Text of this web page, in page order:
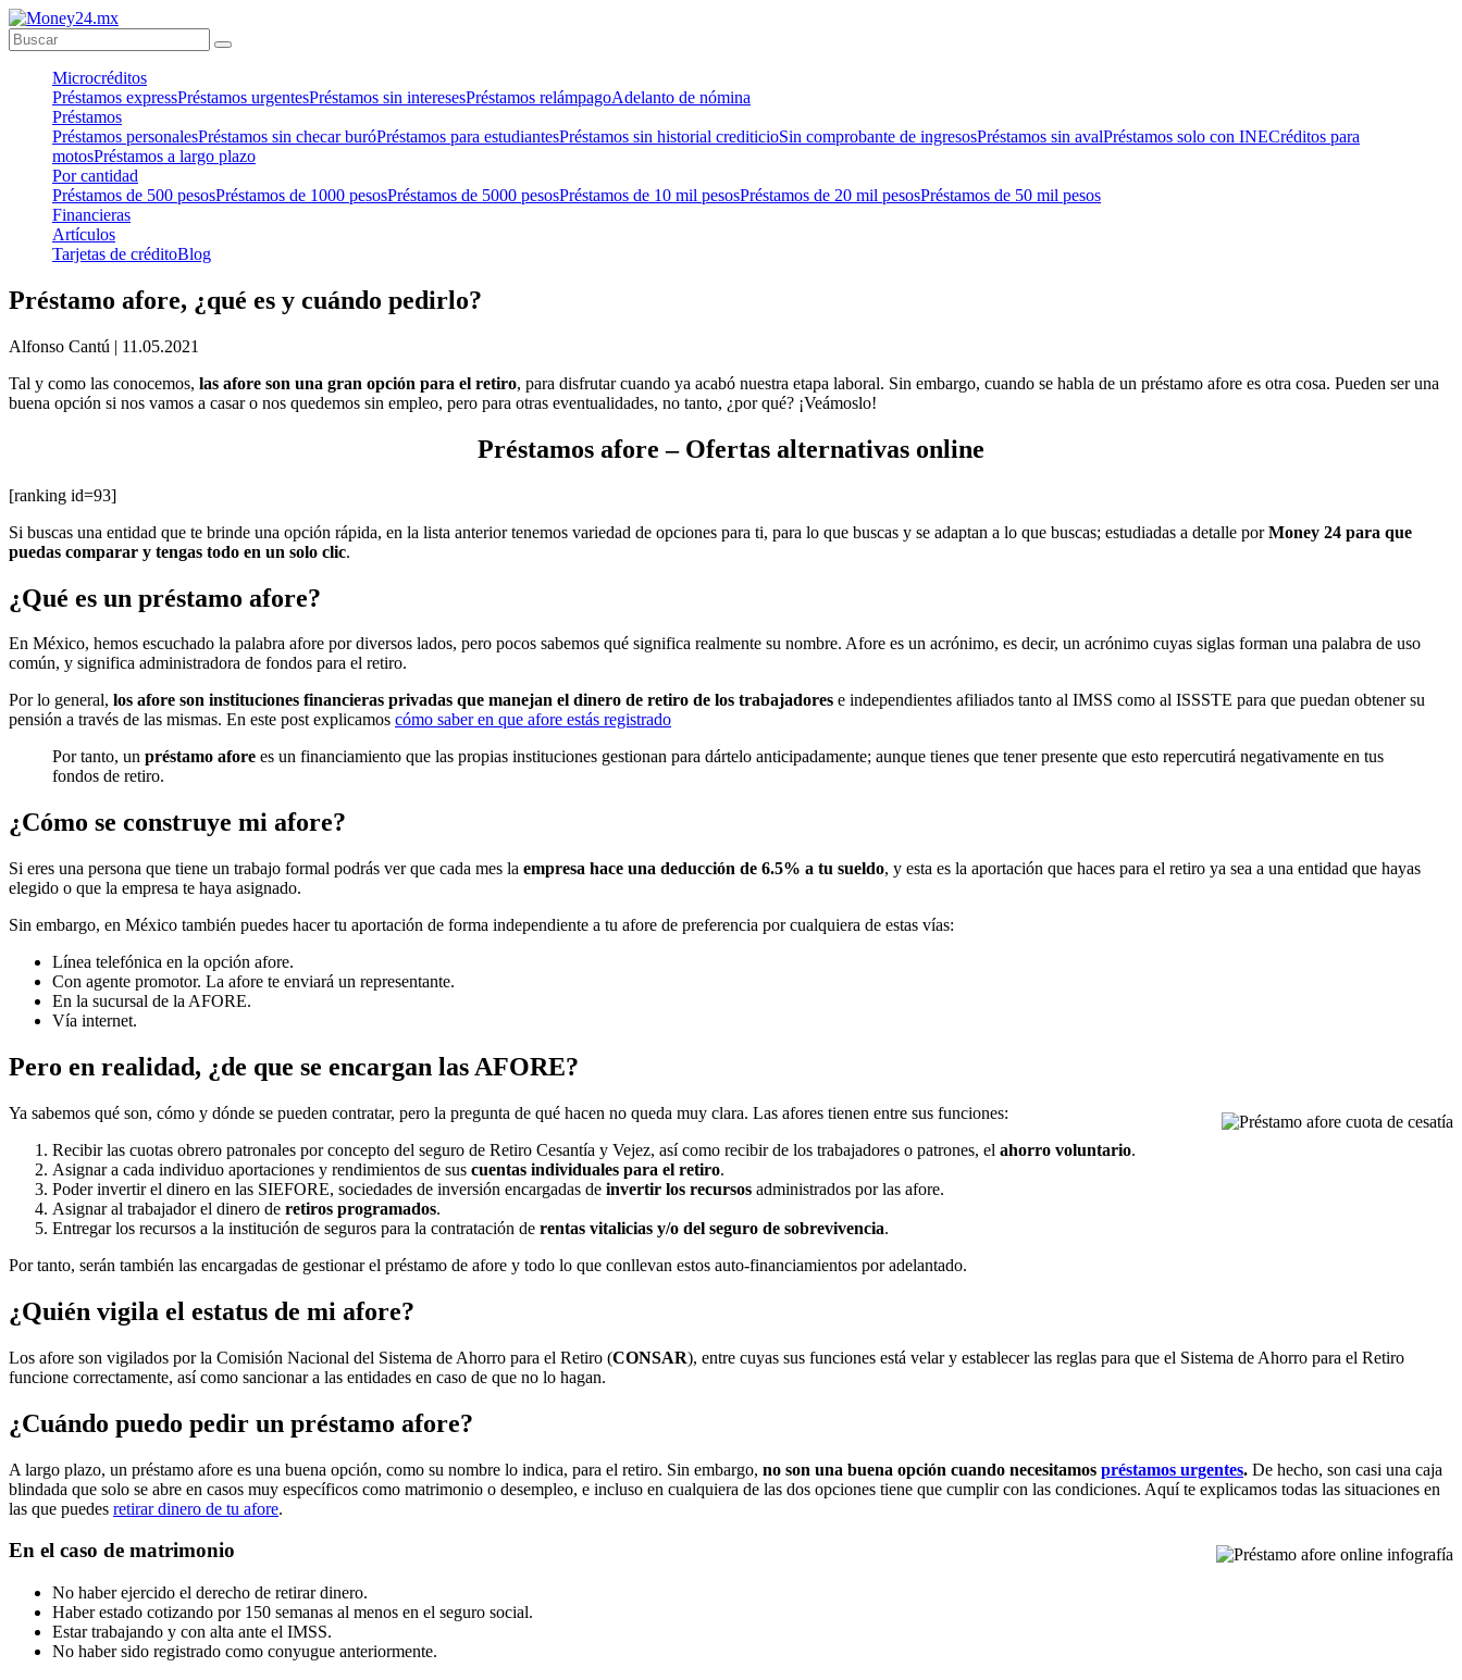
Microcréditos
Préstamos expressPréstamos urgentesPréstamos sin interesesPréstamos relámpagoAdelanto de nómina
Préstamos
Préstamos personalesPréstamos sin checar buróPréstamos para estudiantesPréstamos sin historial crediticioSin comprobante de ingresosPréstamos sin avalPréstamos solo con INECréditos para
motosPréstamos a largo plazo
Por cantidad
Préstamos de 500 pesosPréstamos de 1000 pesosPréstamos de 5000 pesosPréstamos de 10 mil pesosPréstamos de 20 mil pesosPréstamos de 50 mil pesos
Financieras
Artículos
Tarjetas de créditoBlog
Préstamo afore, ¿qué es y cuándo pedirlo?
Alfonso Cantú | 11.05.2021
Tal y como las conocemos, las afore son una gran opción para el retiro, para disfrutar cuando ya acabó nuestra etapa laboral. Sin embargo, cuando se habla de un préstamo afore es otra cosa. Pueden ser una
buena opción si nos vamos a casar o nos quedemos sin empleo, pero para otras eventualidades, no tanto, ¿por qué? ¡Veámoslo!
Préstamos afore – Ofertas alternativas online
[ranking id=93]
Si buscas una entidad que te brinde una opción rápida, en la lista anterior tenemos variedad de opciones para ti, para lo que buscas y se adaptan a lo que buscas; estudiadas a detalle porMoney 24 para que
puedas comparar y tengas todo en un solo clic.
¿Qué es un préstamo afore?
En México, hemos escuchado la palabra afore por diversos lados, pero pocos sabemos qué significa realmente su nombre. Afore es un acrónimo, es decir, un acrónimo cuyas siglas forman una palabra de uso
común, y significa administradora de fondos para el retiro.
Por lo general, los afore son instituciones financieras privadas que manejan el dinero de retiro de los trabajadores e independientes afiliados tanto al IMSS como al ISSSTE para que puedan obtener su
pensión a través de las mismas. En este post explicamos cómo saber en que afore estás registrado
Por tanto, un préstamo afore es un financiamiento que las propias instituciones gestionan para dártelo anticipadamente; aunque tienes que tener presente que esto repercutirá negativamente en tus
fondos de retiro.
¿Cómo se construye mi afore?
Si eres una persona que tiene un trabajo formal podrás ver que cada mes la empresa hace una deducción de 6.5% a tu sueldo, y esta es la aportación que haces para el retiro ya sea a una entidad que hayas
elegido o que la empresa te haya asignado.
Sin embargo, en México también puedes hacer tu aportación de forma independiente a tu afore de preferencia por cualquiera de estas vías:
Línea telefónica en la opción afore.
Con agente promotor. La afore te enviará un representante.
En la sucursal de la AFORE.
Vía internet.
Pero en realidad, ¿de que se encargan las AFORE?
Ya sabemos qué son, cómo y dónde se pueden contratar, pero la pregunta de qué hacen no queda muy clara. Las afores tienen entre sus funciones:
Recibir las cuotas obrero patronales por concepto del seguro de Retiro Cesantía y Vejez, así como recibir de los trabajadores o patrones, el ahorro voluntario.
Asignar a cada individuo aportaciones y rendimientos de sus cuentas individuales para el retiro.
Poder invertir el dinero en las SIEFORE, sociedades de inversión encargadas de invertir los recursos administrados por las afore.
Asignar al trabajador el dinero de retiros programados.
Entregar los recursos a la institución de seguros para la contratación de rentas vitalicias y/o del seguro de sobrevivencia.
Por tanto, serán también las encargadas de gestionar el préstamo de afore y todo lo que conllevan estos auto-financiamientos por adelantado.
¿Quién vigila el estatus de mi afore?
Los afore son vigilados por la Comisión Nacional del Sistema de Ahorro para el Retiro (CONSAR), entre cuyas sus funciones está velar y establecer las reglas para que el Sistema de Ahorro para el Retiro
funcione correctamente, así como sancionar a las entidades en caso de que no lo hagan.
¿Cuándo puedo pedir un préstamo afore?
A largo plazo, un préstamo afore es una buena opción, como su nombre lo indica, para el retiro. Sin embargo, no son una buena opción cuando necesitamos préstamos urgentes. De hecho, son casi una caja
blindada que solo se abre en casos muy específicos como matrimonio o desempleo, e incluso en cualquiera de las dos opciones tiene que cumplir con las condiciones. Aquí te explicamos todas las situaciones en
las que puedes retirar dinero de tu afore.
En el caso de matrimonio
No haber ejercido el derecho de retirar dinero.
Haber estado cotizando por 150 semanas al menos en el seguro social.
Estar trabajando y con alta ante el IMSS.
No haber sido registrado como conyugue anteriormente.